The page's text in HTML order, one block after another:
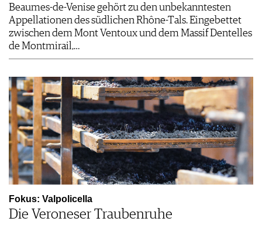
Beaumes-de-Venise gehört zu den unbekanntesten
Appellationen des südlichen Rhône-Tals. Eingebettet
zwischen dem Mont Ventoux und dem Massif Dentelles
de Montmirail,…
Fokus: Valpolicella
Die Veroneser Traubenruhe